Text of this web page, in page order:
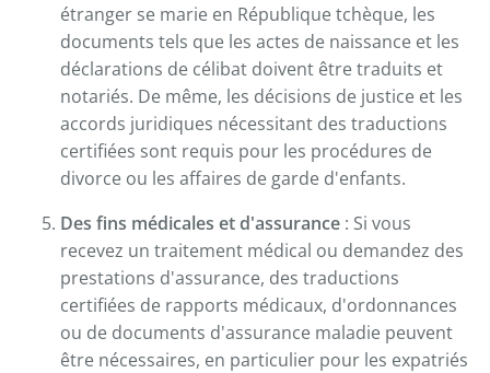
étranger se marie en République tchèque, les
documents tels que les actes de naissance et les
déclarations de célibat doivent être traduits et
notariés. De même, les décisions de justice et les
accords juridiques nécessitant des traductions
certifiées sont requis pour les procédures de
divorce ou les affaires de garde d'enfants.
Des fins médicales et d'assurance : Si vous
recevez un traitement médical ou demandez des
prestations d'assurance, des traductions
certifiées de rapports médicaux, d'ordonnances
ou de documents d'assurance maladie peuvent
être nécessaires, en particulier pour les expatriés